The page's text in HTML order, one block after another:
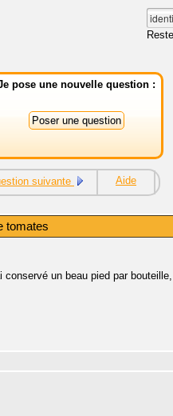
pose une nouvelle question :
suivante Aide
tomates
un beau pied par